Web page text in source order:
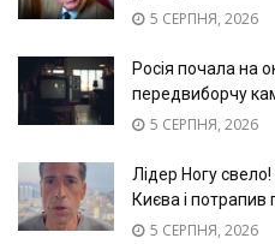
5 СЕРПНЯ, 2026
Росія почала на
передвиборчу
5 СЕРПНЯ, 2026
Лідер Ногу
Києва і потрапив
5 СЕРПНЯ, 2026